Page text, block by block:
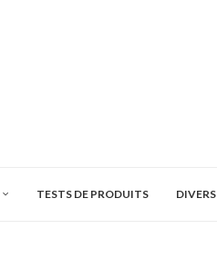
TESTS DE PRODUITS DIVERS